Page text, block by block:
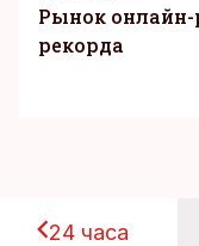
Рынок онлайн-
рекорда
24 часа